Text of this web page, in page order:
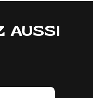
AUSSI